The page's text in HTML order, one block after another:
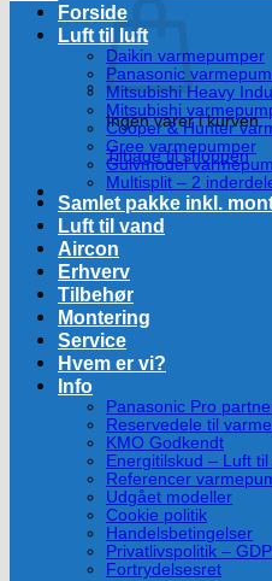
Ingen varer i kurven.
Tilbage til shoppen
Forside
Luft til luft
Daikin varmepumper
Panasonic
Mitsubishi Heavy
Mitsubishi
Cooper & Hunter
Gree varmepumper
Gulvmodel
Multisplit – 2
Samlet pakke inkl.
Luft til vand
Aircon
Erhverv
Tilbehør
Montering
Service
Hvem er vi?
Info
Panasonic Pro
Reservedele til
KMO Godkendt
Energitilskud – Luft til
Referencer
Udgået modeller
Cookie politik
Handelsbetingelser
Privatlivspolitik –
Fortrydelsesret